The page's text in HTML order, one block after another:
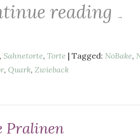
reading →
, Sahnetorte, Torte | Tagged: NoBake,
, Quark, Zwieback
Pralinen